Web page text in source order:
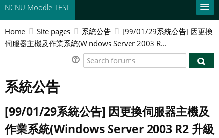
NCNU Moodle TEST
常用連結
Home Site pages 系統公告
[99/01/29系統公告] 因更換
伺服器主機及作業系統(Windows Server 2003 R...
Search
系統公告
[99/01/29系統公告] 因更換伺服器主機及
作業系統(Windows Server 2003 R2 升級